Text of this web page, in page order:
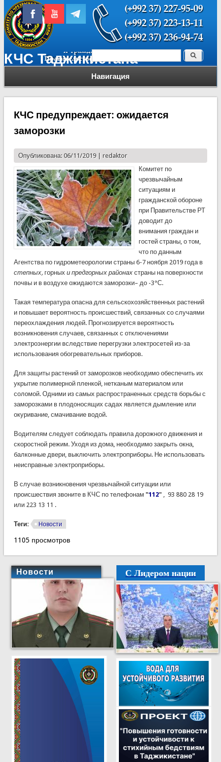
КЧС Таджикистана
Навигация
Форма поиска Поиск
КЧС предупреждает: ожидается
заморозки
Опубликована: 06/11/2019 | redaktor
Комитет по
чрезвычайным
ситуациям и
гражданской обороне
при Правительстве РТ
доводит до
внимания граждан и
гостей страны, о том,
что по данным
Агентства по гидрометеорологии страны 6-7 ноября 2019 года в
степных, горных и предгорных районах страны на поверхности
почвы и в воздухе ожидаются заморозки– до -3°С.
Такая температура опасна для сельскохозяйственных растений
и повышает вероятность происшествий, связанных со случаями
переохлаждения людей. Прогнозируется вероятность
возникновения случаев, связанных с отключениями
электроэнергии вследствие перегрузки электросетей из-за
использования обогревательных приборов.
Для защиты растений от заморозков необходимо обеспечить их
укрытие полимерной пленкой, нетканым материалом или
соломой. Одними из самых распространенных средств борьбы с
заморозками в плодоносящих садах является дымление или
окуривание, смачивание водой.
Водителям следует соблюдать правила дорожного движения и
скоростной режим. Уходя из дома, необходимо закрыть окна,
балконные двери, выключить электроприборы. Не использовать
неисправные электроприборы.
В случае возникновения чрезвычайной ситуации или
происшествия звоните в КЧС по телефонам "112"
, 93 880 28 19
или 223 13 11 .
Теги: Новости
1105 просмотров
Новости С Лидером нации